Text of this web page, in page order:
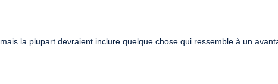
la plupart devraient inclure quelque chose qui ressemble à un